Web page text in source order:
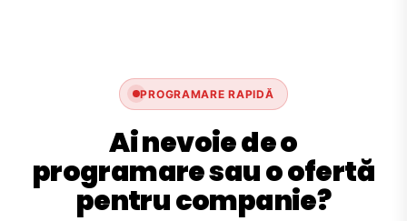
PROGRAMARE RAPIDĂ
Ai nevoie de o
programare sau o ofertă
pentru companie?